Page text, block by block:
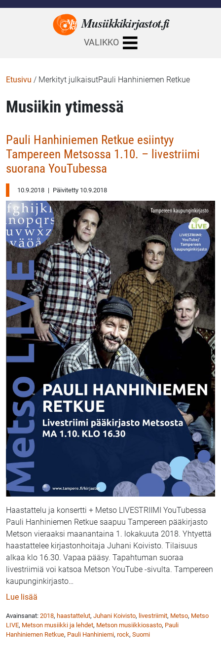
Musiikkikirjastot.fi
VALIKKO
Etusivu / Merkityt julkaisutPauli Hanhiniemen Retkue
Musiikin ytimessä
Pauli Hanhiniemen Retkue esiintyy
Tampereen Metsossa 1.10. – livestriimi
suorana YouTubessa
10.9.2018 | Päivitetty 10.9.2018
Haastattelu ja konsertti + Metso LIVESTRIIMI YouTubessa
Pauli Hanhiniemen Retkue saapuu Tampereen pääkirjasto
Metson vieraaksi maanantaina 1. lokakuuta 2018. Yhtyettä
haastattelee kirjastonhoitaja Juhani Koivisto. Tilaisuus
alkaa klo 16.30. Vapaa pääsy. Tapahtuman suoraa
livestriimiä voi katsoa Metson YouTube -sivulta. Tampereen
kaupunginkirjasto …
Lue lisää
Avainsanat: 2018, haastattelut, Juhani Koivisto, livestriimit, Metso, Metso
LIVE, Metson musiikki ja lehdet, Metson musiikkiosasto, Pauli
Hanhiniemen Retkue, Pauli Hanhiniemi, rock, Suomi